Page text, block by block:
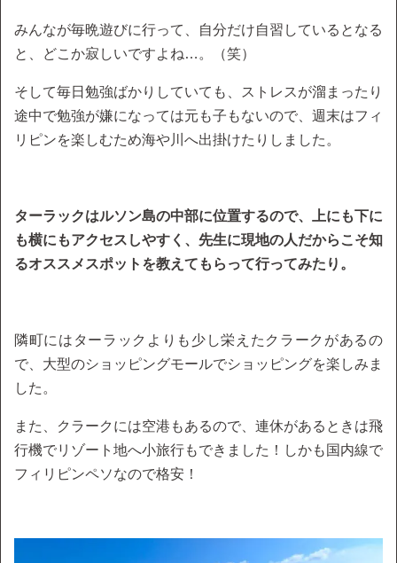
みんなが毎晩遊びに行って、自分だけ自習しているとなる
と、どこか寂しいですよね…。（笑）
そして毎日勉強ばかりしていても、ストレスが溜まったり
途中で勉強が嫌になっては元も子もないので、週末はフィ
リピンを楽しむため海や川へ出掛けたりしました。
ターラックはルソン島の中部に位置するので、上にも下に
も横にもアクセスしやすく、先生に現地の人だからこそ知
るオススメスポットを教えてもらって行ってみたり。
隣町にはターラックよりも少し栄えたクラークがあるの
で、大型のショッピングモールでショッピングを楽しみま
した。
また、クラークには空港もあるので、連休があるときは飛
行機でリゾート地へ小旅行もできました！しかも国内線で
フィリピンペソなので格安！